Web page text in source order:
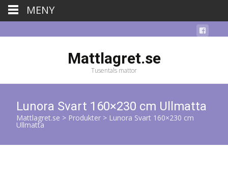
Mattlagret.se
Tusentals mattor
Lunora Svart 160×230 cm Ullmatta
Mattlagret.se > Produkter > Lunora Svart 160×230 cm
Ullmatta
MENY